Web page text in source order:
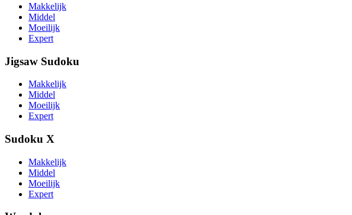
Makkelijk
Middel
Moeilijk
Expert
Jigsaw Sudoku
Makkelijk
Middel
Moeilijk
Expert
Sudoku X
Makkelijk
Middel
Moeilijk
Expert